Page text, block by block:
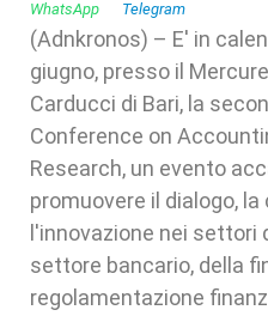
(Adnkronos) – E' in
giugno, presso il
Carducci di Bari, la
Conference on
Research, un evento
promuovere il dialogo,
l'innovazione nei settori
settore bancario, della
regolamentazione